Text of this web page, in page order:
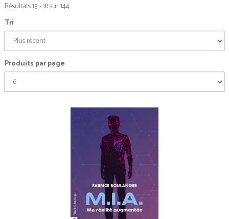
Résultats 13 - 18 sur 144
Tri
Produits par page